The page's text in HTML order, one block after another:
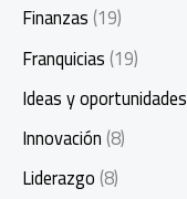
Finanzas(19)
Franquicias(19)
Ideas y oportunidades
Innovación(8)
Liderazgo(8)